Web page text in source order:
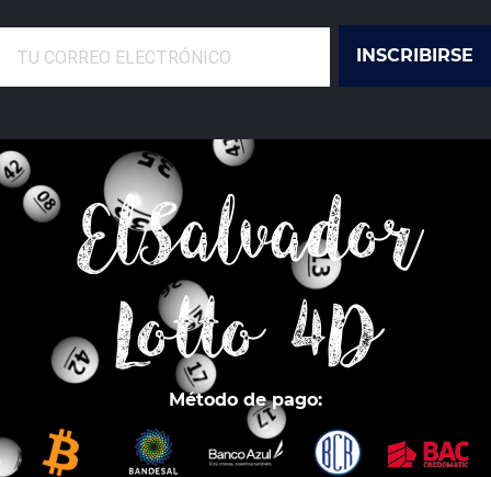
INSCRIBIRSE
ElSalvador
Lotto 4D
Método de pago: